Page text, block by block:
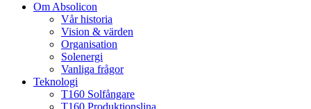
Om Absolicon
Vår historia
Vision & värden
Organisation
Solenergi
Vanliga frågor
Teknologi
T160 Solfångare